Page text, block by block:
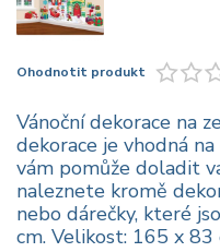
Ohodnotit produkt
Vánoční dekorace na
dekorace je vhodná
vám pomůže doladit
naleznete kromě
nebo dárečky, které
cm. Velikost: 165 x 83